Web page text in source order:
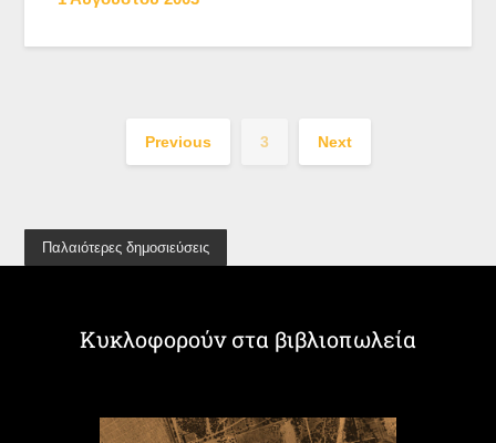
Previous 3 Next
Παλαιότερες δημοσιεύσεις
Κυκλοφορούν στα βιβλιοπωλεία